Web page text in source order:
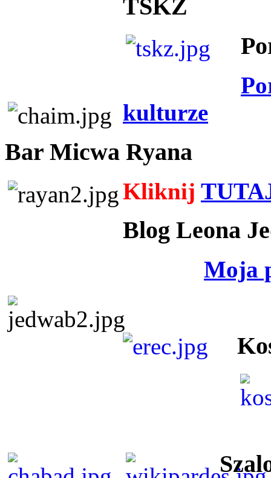
TSKZ
kulturze
Bar Micwa Ryana
Kliknij
Blog Leona
Moja